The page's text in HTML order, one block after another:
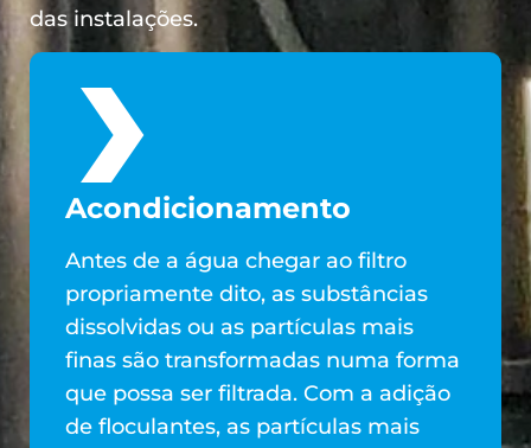
das instalações.
Acondicionamento
Antes de a água chegar ao filtro
propriamente dito, as substâncias
dissolvidas ou as partículas mais
finas são transformadas numa forma
que possa ser filtrada. Com a adição
de floculantes, as partículas mais